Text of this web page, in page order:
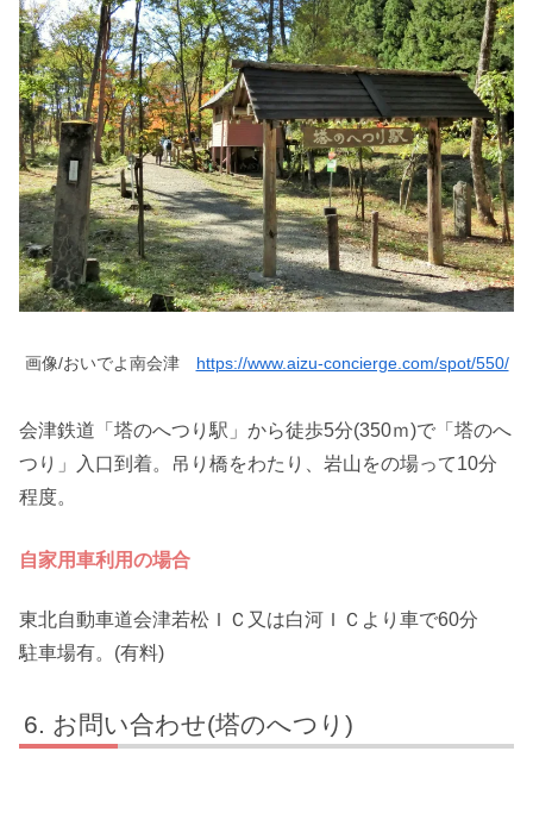
画像/おいでよ南会津 https://www.aizu-concierge.com/spot/550/
会津鉄道「塔のへつり駅」から徒歩5分(350ｍ)で「塔のへ
つり」入口到着。吊り橋をわたり、岩山をの場って10分
程度。
自家用車利用の場合
東北自動車道会津若松ＩＣ又は白河ＩＣより車で60分
駐車場有。(有料)
お問い合わせ(塔のへつり)